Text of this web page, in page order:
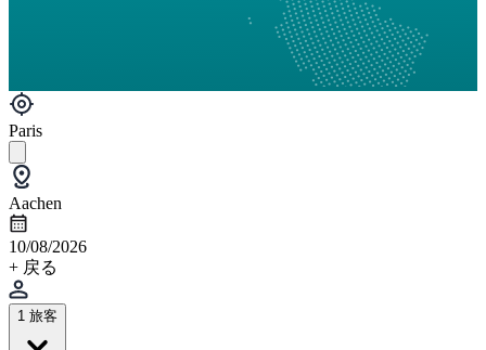
Paris
Aachen
10/08/2026
+ 戻る
1 旅客